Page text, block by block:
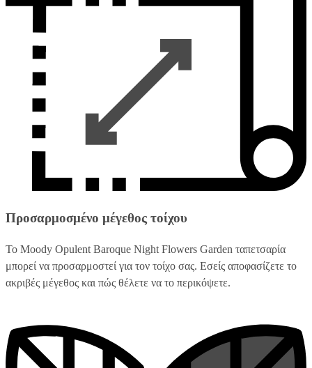
Προσαρμοσμένο μέγεθος τοίχου
Το Moody Opulent Baroque Night Flowers Garden ταπετσαρία
μπορεί να προσαρμοστεί για τον τοίχο σας. Εσείς αποφασίζετε το
ακριβές μέγεθος και πώς θέλετε να το περικόψετε.